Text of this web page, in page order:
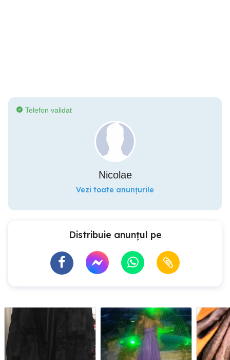
Telefon validat
Nicolae
Vezi toate anunțurile
Distribuie anunțul pe